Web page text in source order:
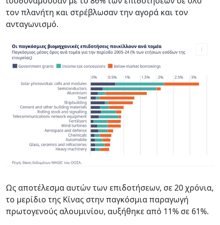
τον πλανήτη και στρέβλωσαν την αγορά και τον
ανταγωνισμό.
Ως αποτέλεσμα αυτών των επιδοτήσεων, σε 20 χρόνια,
το μερίδιο της Κίνας στην παγκόσμια παραγωγή
πρωτογενούς αλουμινίου, αυξήθηκε από 11% σε 61%.